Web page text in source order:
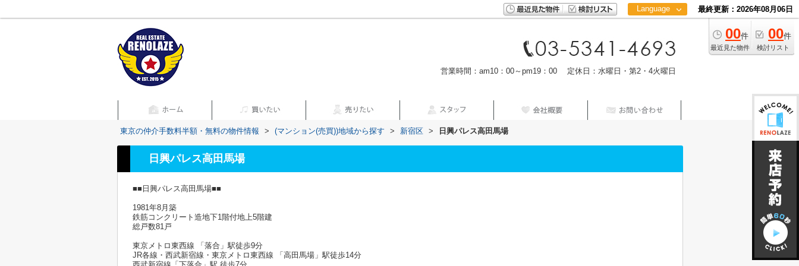
Language
中文
最終更新：2026年08月06日
00件
最近見た物件
00件
検討リスト
営業時間：am10：00～pm19：00 定休日：水曜日・第2・4火曜日
東京の仲介手数料半額・無料の物件情報 > (マンション(売買))地域から探す > 新宿区 > 日興パレス高田馬場
日興パレス高田馬場
■■日興パレス高田馬場■■
1981年8月築
鉄筋コンクリート造地下1階付地上5階建
総戸数81戸
東京メトロ東⻄線 「落合」駅徒歩9分
JR各線・⻄武新宿線・東京メトロ東⻄線 「高田馬場」駅徒歩14分